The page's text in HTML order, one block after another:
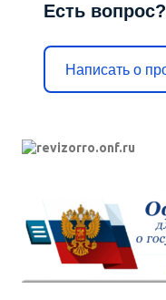
Есть вопрос?
Написать о